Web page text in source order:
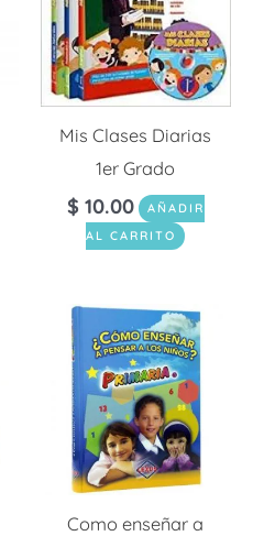
Mis Clases Diarias
1er Grado
$ 10.00
AÑADIR
AL CARRITO
Como enseñar a